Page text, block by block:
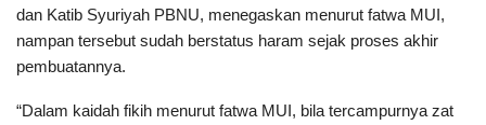
dan Katib Syuriyah PBNU, menegaskan menurut fatwa MUI,
nampan tersebut sudah berstatus haram sejak proses akhir
pembuatannya.
“Dalam kaidah fikih menurut fatwa MUI, bila tercampurnya zat